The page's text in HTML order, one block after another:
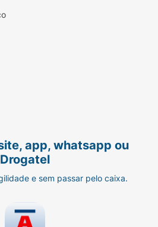
app, whatsapp ou
Drogatel
e sem passar pelo caixa.